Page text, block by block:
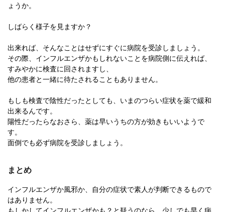
ょうか。
しばらく様子を見ますか？
出来れば、そんなことはせずにすぐに病院を受診しましょう。
その際、インフルエンザかもしれないことを病院側に伝えれば、
すみやかに検査に回されますし、
他の患者と一緒に待たされることもありません。
もしも検査で陰性だったとしても、いまのつらい症状を薬で緩和
出来るんです。
陽性だったらなおさら、薬は早いうちの方が効きもいいようで
す。
面倒でも必ず病院を受診しましょう。
まとめ
インフルエンザか風邪か、自分の症状で素人が判断できるもので
はありません。